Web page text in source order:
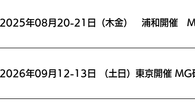
2025年08月20-21日（木金） 浦和開催